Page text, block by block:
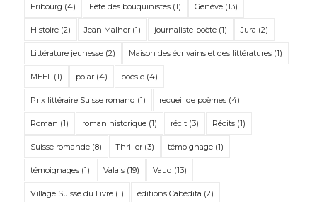
Fribourg (4) Fête des bouquinistes(1) Genève(13)
Histoire(2) Jean Malher(1) journaliste-poète(1) Jura (2)
Littérature jeunesse(2) Maison des écrivains et des littératures(1)
MEEL (1) polar(4) poésie(4)
Prix littéraire Suisse romand (1) recueil de poèmes(4)
Roman (1) roman historique(1) récit(3) Récits(1)
Suisse romande(8) Thriller(3) témoignage(1)
témoignages(1) Valais(19) Vaud (13)
Village Suisse du Livre(1) éditions Cabédita (2)